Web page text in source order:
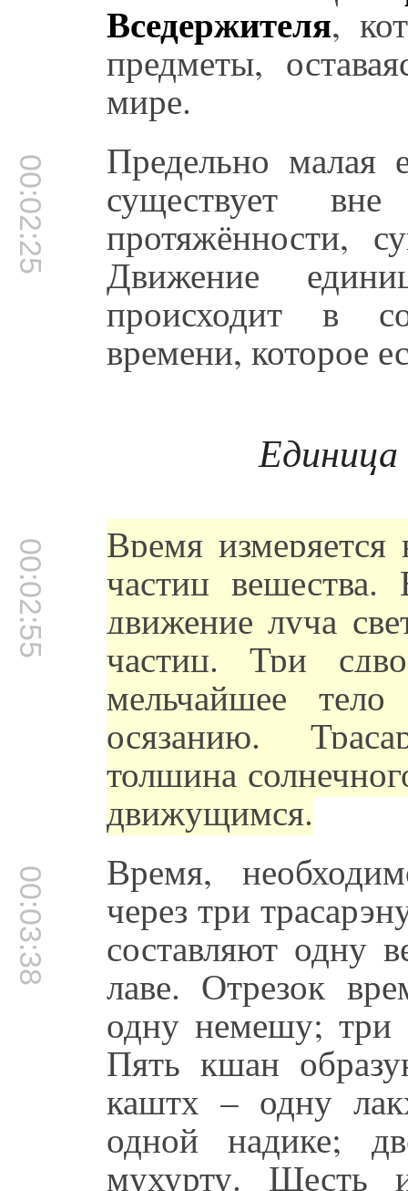
Вседержителя,
предметы,
мире.
00:02:25 Предельно малая
существует
протяжённости,
Движение
происходит в
времени, которое
Единица
00:02:55 Время
частиц
движение луча
частиц. Три
мельчайшее
осязанию.
толщина
движущимся.
00:03:38 Время,
через три
составляют одну
лаве. Отрезок
одну немешу;
Пять кшан
каштх – одну
одной надике;
мухурту. Шесть